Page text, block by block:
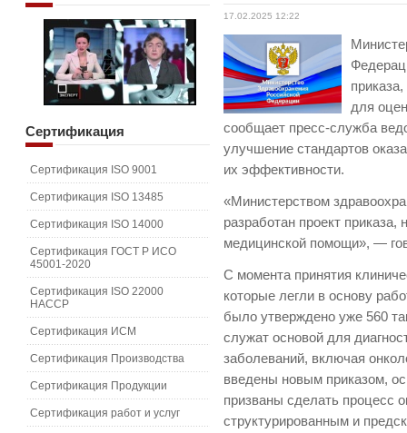
17.02.2025 12:22
для
сообщает пресс-служба
улучшение стандартов
их эффективности.
«Министерством
разработан проект
медицинской помощи», —
С момента принятия
которые легли в основу
было утверждено уже 560
служат основой для
заболеваний, включая
введены новым приказом,
призваны сделать процесс
структурированным и
Сертификация
Сертификация ISO 9001
Сертификация ISO 13485
Сертификация ISO 14000
Сертификация ГОСТ Р ИСО
45001-2020
Сертификация ISO 22000
HACCP
Сертификация ИСМ
Сертификация Производства
Сертификация Продукции
Сертификация работ и услуг